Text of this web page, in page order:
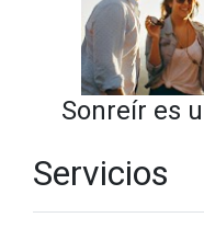
Sonreír es
Servicios